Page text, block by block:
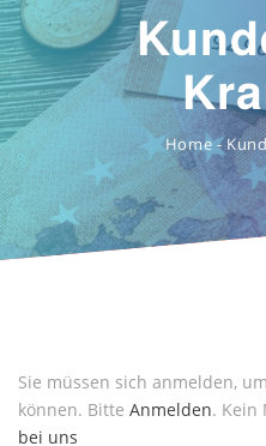
Home-
Sie müssen sich anmelden,
können. Bitte Anmelden. Kein
bei uns